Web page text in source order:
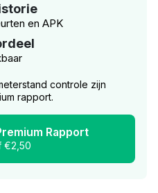
en APK
controle zijn
rapport.
Rapport
€2,50